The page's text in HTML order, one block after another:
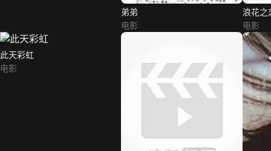
弟弟
电影
浪花之
电影
此天彩虹
电影